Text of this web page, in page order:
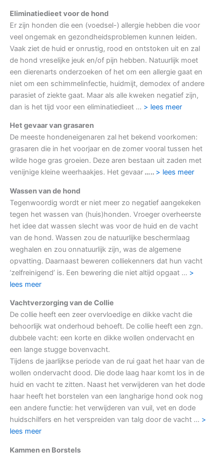
Eliminatiedieet voor de hond
Er zijn honden die een (voedsel-) allergie hebben die voor
veel ongemak en gezondheidsproblemen kunnen leiden.
Vaak ziet de huid er onrustig, rood en ontstoken uit en zal
de hond vreselijke jeuk en/of pijn hebben. Natuurlijk moet
een dierenarts onderzoeken of het om een allergie gaat en
niet om een schimmelinfectie, huidmijt, demodex of andere
parasiet of ziekte gaat. Maar als alle kweken negatief zijn,
dan is het tijd voor een eliminatiedieet … > lees meer
Het gevaar van grasaren
De meeste hondeneigenaren zal het bekend voorkomen:
grasaren die in het voorjaar en de zomer vooral tussen het
wilde hoge gras groeien. Deze aren bestaan uit zaden met
venijnige kleine weerhaakjes. Het gevaar ….. > lees meer
Wassen van de hond
Tegenwoordig wordt er niet meer zo negatief aangekeken
tegen het wassen van (huis)honden. Vroeger overheerste
het idee dat wassen slecht was voor de huid en de vacht
van de hond. Wassen zou de natuurlijke beschermlaag
weghalen en zou onnatuurlijk zijn, was de algemene
opvatting. Daarnaast beweren colliekenners dat hun vacht
‘zelfreinigend’ is. Een bewering die niet altijd opgaat … >
lees meer
Vachtverzorging van de Collie
De collie heeft een zeer overvloedige en dikke vacht die
behoorlijk wat onderhoud behoeft. De collie heeft een zgn.
dubbele vacht: een korte en dikke wollen ondervacht en
een lange stugge bovenvacht.
Tijdens de jaarlijkse periode van de rui gaat het haar van de
wollen ondervacht dood. Die dode laag haar komt los in de
huid en vacht te zitten. Naast het verwijderen van het dode
haar heeft het borstelen van een langharige hond ook nog
een andere functie: het verwijderen van vuil, vet en dode
huidschilfers en het verspreiden van talg door de vacht … >
lees meer
Kammen en Borstels